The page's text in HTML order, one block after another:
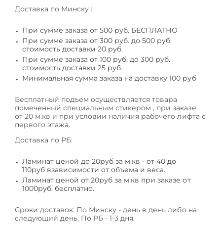
Доставка по Минску :
При сумме заказа от 500 руб. БЕСПЛАТНО
При сумме заказа от 300 руб. до 500 руб.
стоимость доставки 20 руб.
При сумме заказа от 100 руб. до 300 руб.
стоимость доставки 25 руб.
Минимальная сумма заказа на доставку 100 руб
Бесплатный подъем осуществляется товара
помеченный специальным стикером , при заказе
от 20 м.кв и при условии наличия рабочего лифта с
первого этажа.
Доставка по РБ:
Ламинат ценой до 20руб за м.кв - от 40 до
110руб взависимости от объема и веса.
Ламинат ценой от 20руб за м.кв при заказе от
1000руб. бесплатно.
Сроки доставок: По Минску - день в день либо на
следующий день. По РБ - 1-3 дня.